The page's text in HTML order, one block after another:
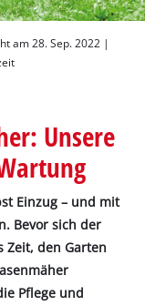
am 28. Sep. 2022 |
Unsere
Einzug – und mit
Bevor sich der
den Garten
Pflege und